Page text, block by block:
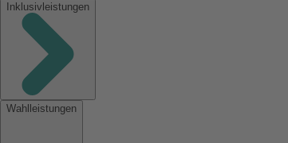
Inklusivleistungen
Wahlleistungen